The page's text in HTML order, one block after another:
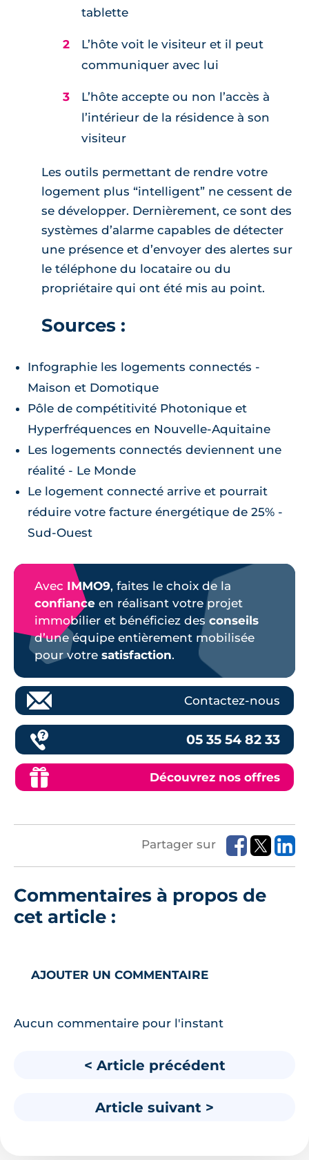
tablette
L’hôte voit le visiteur et il peut
communiquer avec lui
L’hôte accepte ou non l’accès à
l’intérieur de la résidence à son
visiteur
Les outils permettant de rendre votre
logement plus “intelligent” ne cessent de
se développer. Dernièrement, ce sont des
systèmes d’alarme capables de détecter
une présence et d’envoyer des alertes sur
le téléphone du locataire ou du
propriétaire qui ont été mis au point.
Sources :
Infographie les logements connectés -
Maison et Domotique
Pôle de compétitivité Photonique et
Hyperfréquences en Nouvelle-Aquitaine
Les logements connectés deviennent une
réalité - Le Monde
Le logement connecté arrive et pourrait
réduire votre facture énergétique de 25% -
Sud-Ouest
Avec IMMO9, faites le choix de la
confiance en réalisant votre projet
immobilier et bénéficiez des conseils
d’une équipe entièrement mobilisée
pour votre satisfaction.
Contactez-nous
05 35 54 82 33
Découvrez nos offres
Partager sur
Commentaires à propos de
cet article :
AJOUTER UN COMMENTAIRE
Aucun commentaire pour l'instant
< Article précédent
Article suivant >